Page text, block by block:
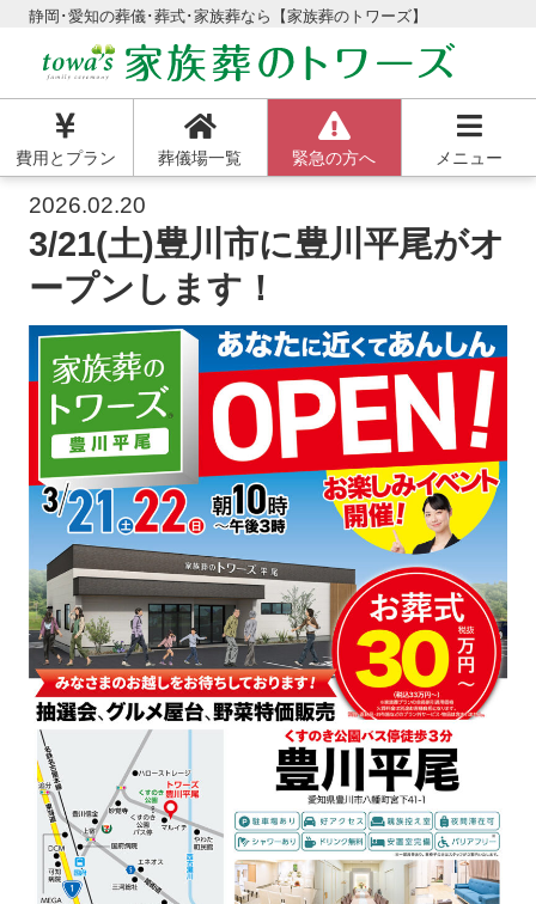
静岡･愛知の葬儀･葬式･家族葬なら【家族葬のトワーズ】
費用とプラン 葬儀場一覧 緊急の方へ メニュー
2026.02.20
3/21(土)豊川市に豊川平尾がオ
ープンします！